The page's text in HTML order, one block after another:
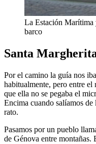
La Estación Marítima
barco
Santa
Por el camino la guía nos
habitualmente, pero entre
que ella no se pegaba el
Encima cuando salíamos
rato.
Pasamos por un pueblo
de Génova entre montañas.